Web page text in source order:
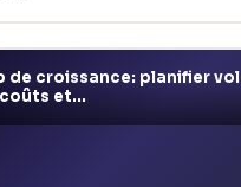
de croissance: planifier
et...